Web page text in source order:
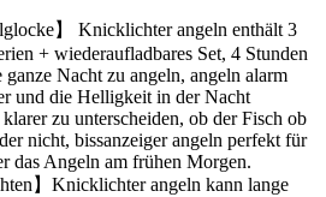
】 Knicklichter angeln enthält 3
+ wiederaufladbares Set, 4 Stunden
Nacht zu angeln, angeln alarm
und die Helligkeit in der Nacht
zu unterscheiden, ob der Fisch ob
nicht, bissanzeiger angeln perfekt für
das Angeln am frühen Morgen.
】Knicklichter angeln kann lange